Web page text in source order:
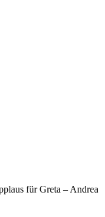
für Greta – Andrea